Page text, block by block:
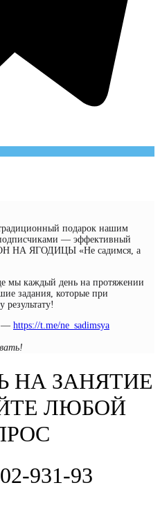
подарок нашим
— эффективный
НА ЯГОДИЦЫ «Не садимся, а
мы каждый день на протяжении
задания, которые при
результату!
— https://t.me/ne_sadimsya
НА ЗАНЯТИЕ
ЛЮБОЙ
931-93